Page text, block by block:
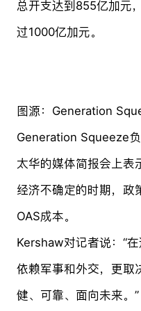
总开支达到855亿加元
过1000亿加元。
图源：Generation
Generation Squeeze
太华的媒体简报会上表
经济不确定的时期，政
OAS成本。
Kershaw对记者说：“
依赖军事和外交，更取
健、可靠、面向未来。”